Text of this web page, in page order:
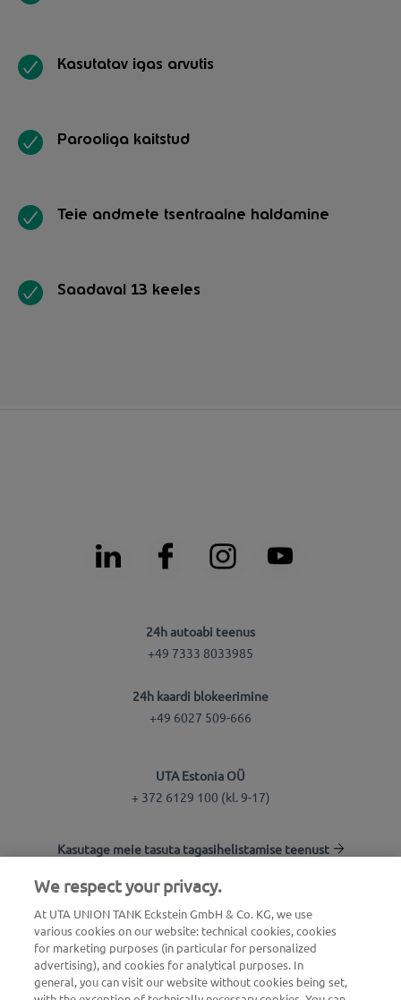
Kasutatav igas arvutis
Parooliga kaitstud
Teie andmete tsentraalne haldamine
Saadaval 13 keeles
24h autoabi teenus
+49 7333 8033985
24h kaardi blokeerimine
+49 6027 509-666
UTA Estonia OÜ
+ 372 6129 100 (kl. 9-17)
Kasutage meie tasuta tagasihelistamise teenust
Tankla otsing
Logi kliendikeskkonda
Info UTA Edenredi kohta
We respect your privacy.
At UTA UNION TANK Eckstein GmbH & Co. KG, we use
various cookies on our website: technical cookies, cookies
for marketing purposes (in particular for personalized
advertising), and cookies for analytical purposes. In
general, you can visit our website without cookies being set,